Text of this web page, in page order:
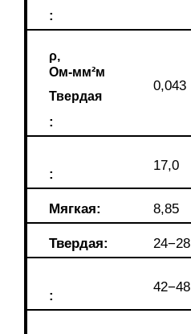
:
ρ,
Ом-мм²м
Твердая
:
0,043
:
17,0
Мягкая: 8,85
Твердая: 24−28
:
42−48